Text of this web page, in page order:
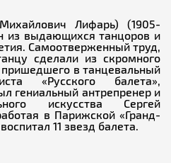
Лифарь) (1905-
из выдающихся танцоров и
Самоотверженный труд,
сделали из скромного
в танцевальный
«Русского балета»,
гениальный антрепренер и
искусства Сергей
в Парижской «Гранд-
11 звезд балета.